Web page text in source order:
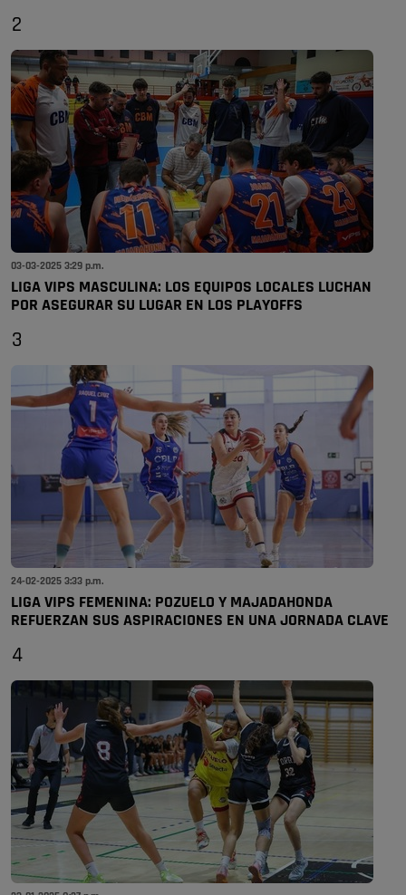
2
03-03-2025 3:29 p.m.
LIGA VIPS MASCULINA: LOS EQUIPOS LOCALES LUCHAN
POR ASEGURAR SU LUGAR EN LOS PLAYOFFS
3
24-02-2025 3:33 p.m.
LIGA VIPS FEMENINA: POZUELO Y MAJADAHONDA
REFUERZAN SUS ASPIRACIONES EN UNA JORNADA CLAVE
4